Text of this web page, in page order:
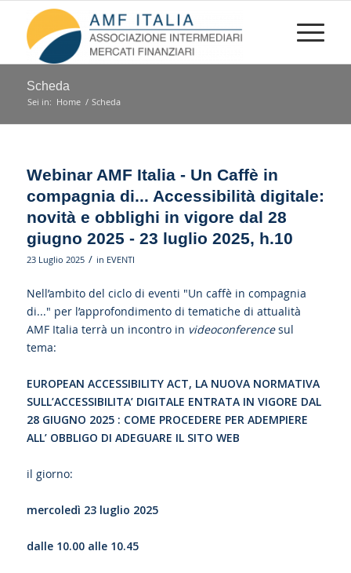
Scheda
Sei in: Home / Scheda
Webinar AMF Italia - Un Caffè in
compagnia di... Accessibilità digitale:
novità e obblighi in vigore dal 28
giugno 2025 - 23 luglio 2025, h.10
23 Luglio 2025 / in EVENTI
Nell’ambito del ciclo di eventi "Un caffè in compagnia
di..." per l’approfondimento di tematiche di attualità
AMF Italia terrà un incontro in videoconferencesul
tema:
EUROPEAN ACCESSIBILITY ACT, LA NUOVA NORMATIVA
SULL’ACCESSIBILITA’ DIGITALE ENTRATA IN VIGORE DAL
28 GIUGNO 2025 : COME PROCEDERE PER ADEMPIERE
ALL’ OBBLIGO DI ADEGUARE IL SITO WEB
il giorno:
mercoledì 23 luglio 2025
dalle 10.00 alle 10.45